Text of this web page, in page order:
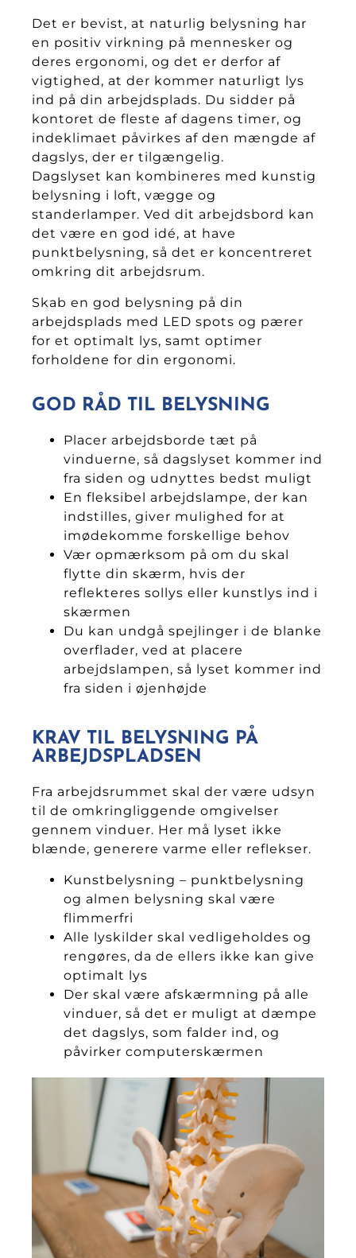
Det er bevist, at naturlig belysning har
en positiv virkning på mennesker og
deres ergonomi, og det er derfor af
vigtighed, at der kommer naturligt lys
ind på din arbejdsplads. Du sidder på
kontoret de fleste af dagens timer, og
indeklimaet påvirkes af den mængde af
dagslys, der er tilgængelig.
Dagslyset kan kombineres med kunstig
belysning i loft, vægge og
standerlamper. Ved dit arbejdsbord kan
det være en god idé, at have
punktbelysning, så det er koncentreret
omkring dit arbejdsrum.
Skab en god belysning på din
arbejdsplads med LED spots og pærer
for et optimalt lys, samt optimer
forholdene for din ergonomi.
GOD RÅD TIL BELYSNING
Placer arbejdsborde tæt på
vinduerne, så dagslyset kommer ind
fra siden og udnyttes bedst muligt
En fleksibel arbejdslampe, der kan
indstilles, giver mulighed for at
imødekomme forskellige behov
Vær opmærksom på om du skal
flytte din skærm, hvis der
reflekteres sollys eller kunstlys ind i
skærmen
Du kan undgå spejlinger i de blanke
overflader, ved at placere
arbejdslampen, så lyset kommer ind
fra siden i øjenhøjde
KRAV TIL BELYSNING PÅ
ARBEJDSPLADSEN
Fra arbejdsrummet skal der være udsyn
til de omkringliggende omgivelser
gennem vinduer. Her må lyset ikke
blænde, generere varme eller reflekser.
Kunstbelysning – punktbelysning
og almen belysning skal være
flimmerfri
Alle lyskilder skal vedligeholdes og
rengøres, da de ellers ikke kan give
optimalt lys
Der skal være afskærmning på alle
vinduer, så det er muligt at dæmpe
det dagslys, som falder ind, og
påvirker computerskærmen